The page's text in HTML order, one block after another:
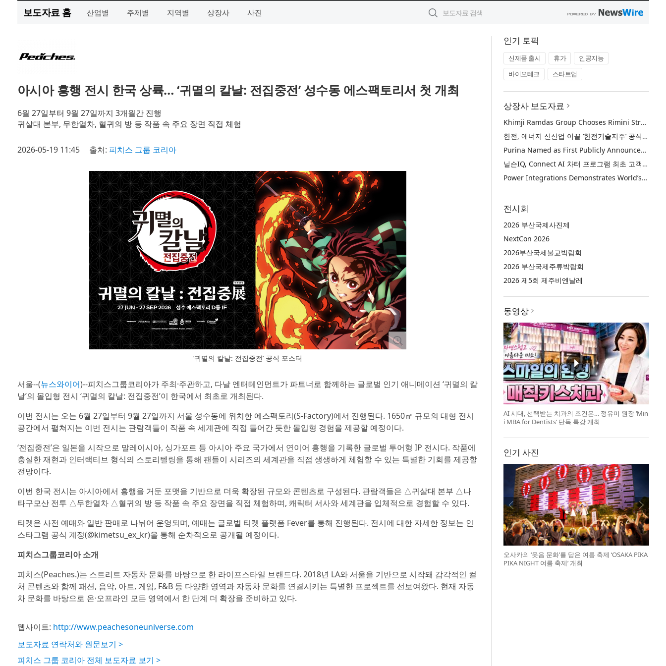
보도자료 홈 산업별 주제별 지역별 상장사 사진
아시아 흥행 전시 한국 상륙… ‘귀멸의 칼날: 전집중전’ 성수동 에스팩토리서 첫 개최
6월 27일부터 9월 27일까지 3개월간 진행
귀살대 본부, 무한열차, 혈귀의 방 등 작품 속 주요 장면 직접 체험
2026-05-19 11:45 출처: 피치스 그룹 코리아
‘귀멸의 칼날: 전집중전’ 공식 포스터
서울--(뉴스와이어)--피치스그룹코리아가 주최·주관하고, 다날 엔터테인먼트가 파트너로 함께하는 글로벌 인기 애니메이션 ‘귀멸의 칼
날’의 몰입형 전시 ‘귀멸의 칼날: 전집중전’이 한국에서 최초로 개최된다.
이번 전시는 오는 6월 27일부터 9월 27일까지 서울 성수동에 위치한 에스팩토리(S-Factory)에서 진행된다. 1650㎡ 규모의 대형 전시
공간에서 펼쳐지는 이번 전시는 관람객들이 작품 속 세계관에 직접 들어간 듯한 몰입형 경험을 제공할 예정이다.
‘전집중전’은 일본을 시작으로 말레이시아, 싱가포르 등 아시아 주요 국가에서 연이어 흥행을 기록한 글로벌 투어형 IP 전시다. 작품에
충실한 재현과 인터랙티브 형식의 스토리텔링을 통해 팬들이 시리즈의 세계관을 직접 생생하게 체험할 수 있는 특별한 기회를 제공할
전망이다.
이번 한국 전시는 아시아에서 흥행을 거둔 포맷을 기반으로 더욱 확장된 규모와 콘텐츠로 구성된다. 관람객들은 △귀살대 본부 △나
타구모산 전투 △무한열차 △혈귀의 방 등 작품 속 주요 장면을 직접 체험하며, 캐릭터 서사와 세계관을 입체적으로 경험할 수 있다.
티켓은 사전 예매와 일반 판매로 나뉘어 운영되며, 예매는 글로벌 티켓 플랫폼 Fever를 통해 진행된다. 전시에 대한 자세한 정보는 인
스타그램 공식 계정(@kimetsu_ex_kr)을 통해 순차적으로 공개될 예정이다.
피치스그룹코리아 소개
피치스(Peaches.)는 스트리트 자동차 문화를 바탕으로 한 라이프스타일 브랜드다. 2018년 LA와 서울을 기반으로 시작돼 감각적인 컬
처 콘텐츠와 함께 패션, 음악, 아트, 게임, F&B 등 다양한 영역과 자동차 문화를 연결시키는 특별한 프로젝트를 선보여왔다. 현재 자동
차 문화를 바탕으로 온·오프라인 모든 영역에서 한 단계 더 확장을 준비하고 있다.
웹사이트: http://www.peachesoneuniverse.com
보도자료 연락처와 원문보기 >
피치스 그룹 코리아 전체 보도자료 보기 >
인기 토픽
신제품 출시 휴가
인공지능
바이오테크
스타트업
상장사 보도자료
Khimji Ramdas Group Chooses Rimini Street to Reduce SAP Support Costs, Protect 700+ Customizations and Reinvest Savings in Innovation
한전, 에너지 신산업 이끌 ‘한전기술지주’ 공식 출범
Purina Named as First Publicly Announced NIQ ConnectAI Charter Client
닐슨IQ, Connect AI 차터 프로그램 최초 고객사 ‘퓨리나’ 선정
Power Integrations Demonstrates World’s First 2200 V GaN Technology for Next-Era High-Voltage Power Systems
전시회
2026 부산국제사진제
NextCon 2026
2026부산국제불교박람회
2026 부산국제주류박람회
2026 제5회 제주비엔날레
동영상
AI 시대, 선택받는 치과의 조건은… 정유미 원장 ‘Min
i MBA for Dentists’ 단독 특강 개최
인기 사진
오사카의 ‘웃음 문화’를 담은 여름 축제 ‘OSAKA PIKA
PIKA NIGHT 여름 축제’ 개최